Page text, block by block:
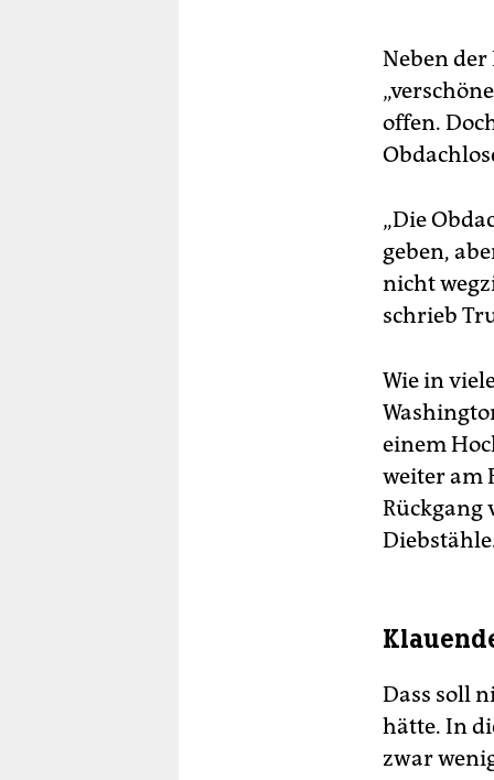
Neben
offen.
„Die
geben,
nicht
schrieb
Wie in
einem
weiter am
Rückgang
Dass soll
hätte. In
zwar